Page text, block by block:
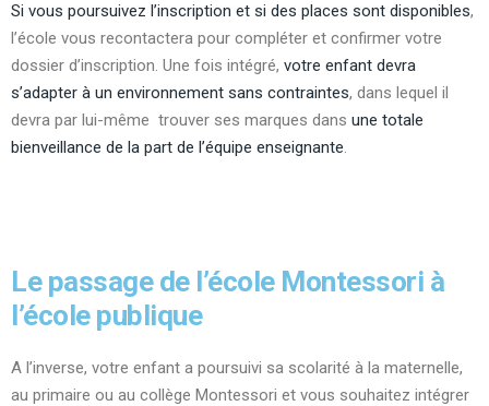
Si vous poursuivez l’inscription et si des places sont disponibles,
l’école vous recontactera pour compléter et confirmer votre
dossier d’inscription. Une fois intégré, votre enfant devra
s’adapter à un environnement sans contraintes, dans lequel il
devra par lui-même trouver ses marques dans une totale
bienveillance de la part de l’équipe enseignante.
Le passage de l’école Montessori à
l’école publique
A l’inverse, votre enfant a poursuivi sa scolarité à la maternelle,
au primaire ou au collège Montessori et vous souhaitez intégrer